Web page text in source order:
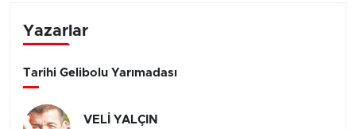
Yazarlar
Tarihi Gelibolu Yarımadası
VELİ YALÇIN